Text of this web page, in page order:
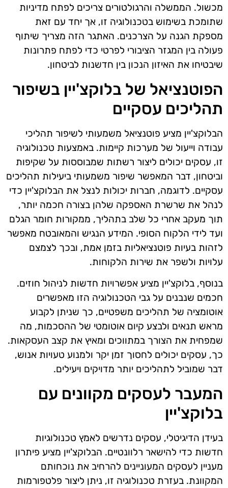
מכשול. הממשלה והרגולטורים צריכים לפתח מדיניות
שתומכת בשימוש בטכנולוגיה זו, אך יחד עם זאת
מספקת הגנה על הצרכנים. האתגר הזה מצריך שיתוף
פעולה בין המגזר הציבורי לפרטי כדי לפתח פתרונות
שיבטיחו את האיזון הנכון בין חדשנות לביטחון.
הפוטנציאל של בלוקצ'יין בשיפור
תהליכים עסקיים
הבלוקצ'יין מציע פוטנציאל משמעותי לשיפור תהליכי
עבודה וייעול של מערכות קיימות. באמצעות טכנולוגיה
זו, עסקים יכולים ליצור רשתות שמבוססות על שקיפות
וביטחון, דבר המאפשר שיפור משמעותי ביעילות תהליכים
עסקיים. לדוגמה, חברות יכולות לנצל את הבלוקצ'יין כדי
לנהל את שרשרת האספקה שלהן בצורה חכמה יותר,
תוך מעקב אחרי כל שלב בתהליך, ממקורות חומר הגלם
ועד לידי הלקוח הסופי. המידע הנגיש והמאובטח מאפשר
לזהות בעיות פוטנציאליות בזמן אמת, ובכך לצמצם
עלויות ולשפר את שירות הלקוחות.
בנוסף, בלוקצ'יין מציע אפשרויות חדשות לניהול חוזים.
חכמים שנבנים על גבי הטכנולוגיה הזו מאפשרים
אוטומציה של תהליכים משפטיים, כך שניתן לקבוע
מראש תנאים ולבצע קיום אוטומטי של ההסכמות, מה
שמפחית את הצורך במתווכים ומאיץ את קצב העסקאות.
כך, עסקים יכולים לחסוך זמן יקר ולמנוע טעויות אנוש,
דבר שמוביל לתהליכים יותר מדויקים ויעילים.
המעבר לעסקים מקוונים עם
בלוקצ'יין
בעידן הדיגיטלי, עסקים נדרשים לאמץ טכנולוגיות
חדשות כדי להישאר רלוונטיים. הבלוקצ'יין מציע פיתרון
מעניין לעסקים המעוניינים להרחיב את נוכחותם
המקוונת. בעזרת טכנולוגיה זו, ניתן ליצור פלטפורמות